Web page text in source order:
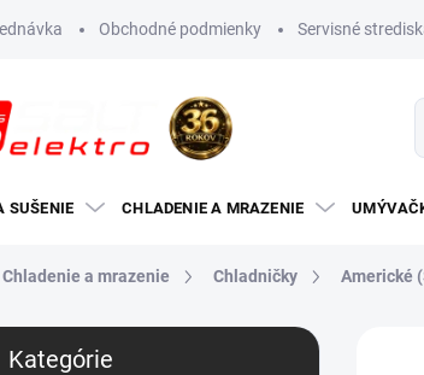
Obchodné podmienky Servisné
SUŠENIE CHLADENIE A MRAZENIE
Chladenie a mrazenie Chladničky Americké
Kategórie